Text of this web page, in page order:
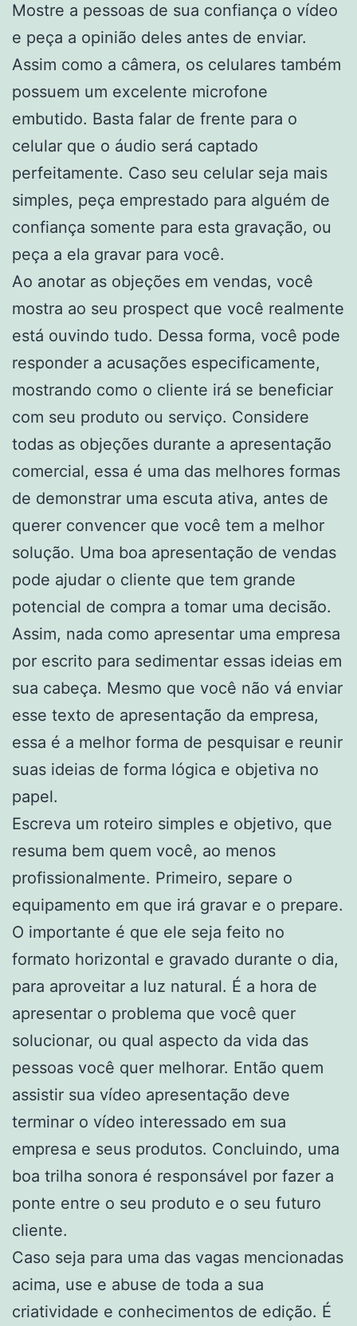
Mostre a pessoas de sua confiança o vídeo
e peça a opinião deles antes de enviar.
Assim como a câmera, os celulares também
possuem um excelente microfone
embutido. Basta falar de frente para o
celular que o áudio será captado
perfeitamente. Caso seu celular seja mais
simples, peça emprestado para alguém de
confiança somente para esta gravação, ou
peça a ela gravar para você.
Ao anotar as objeções em vendas, você
mostra ao seu prospect que você realmente
está ouvindo tudo. Dessa forma, você pode
responder a acusações especificamente,
mostrando como o cliente irá se beneficiar
com seu produto ou serviço. Considere
todas as objeções durante a apresentação
comercial, essa é uma das melhores formas
de demonstrar uma escuta ativa, antes de
querer convencer que você tem a melhor
solução. Uma boa apresentação de vendas
pode ajudar o cliente que tem grande
potencial de compra a tomar uma decisão.
Assim, nada como apresentar uma empresa
por escrito para sedimentar essas ideias em
sua cabeça. Mesmo que você não vá enviar
esse texto de apresentação da empresa,
essa é a melhor forma de pesquisar e reunir
suas ideias de forma lógica e objetiva no
papel.
Escreva um roteiro simples e objetivo, que
resuma bem quem você, ao menos
profissionalmente. Primeiro, separe o
equipamento em que irá gravar e o prepare.
O importante é que ele seja feito no
formato horizontal e gravado durante o dia,
para aproveitar a luz natural. É a hora de
apresentar o problema que você quer
solucionar, ou qual aspecto da vida das
pessoas você quer melhorar. Então quem
assistir sua vídeo apresentação deve
terminar o vídeo interessado em sua
empresa e seus produtos. Concluindo, uma
boa trilha sonora é responsável por fazer a
ponte entre o seu produto e o seu futuro
cliente.
Caso seja para uma das vagas mencionadas
acima, use e abuse de toda a sua
criatividade e conhecimentos de edição. É